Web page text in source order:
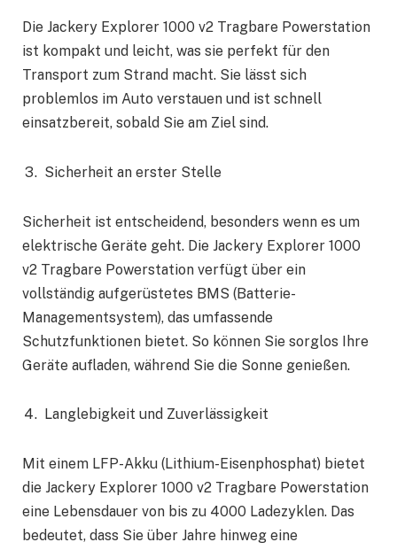
Die Jackery Explorer 1000 v2 Tragbare Powerstation
ist kompakt und leicht, was sie perfekt für den
Transport zum Strand macht. Sie lässt sich
problemlos im Auto verstauen und ist schnell
einsatzbereit, sobald Sie am Ziel sind.
Sicherheit an erster Stelle
Sicherheit ist entscheidend, besonders wenn es um
elektrische Geräte geht. Die Jackery Explorer 1000
v2 Tragbare Powerstation verfügt über ein
vollständig aufgerüstetes BMS (Batterie-
Managementsystem), das umfassende
Schutzfunktionen bietet. So können Sie sorglos Ihre
Geräte aufladen, während Sie die Sonne genießen.
Langlebigkeit und Zuverlässigkeit
Mit einem LFP-Akku (Lithium-Eisenphosphat) bietet
die Jackery Explorer 1000 v2 Tragbare Powerstation
eine Lebensdauer von bis zu 4000 Ladezyklen. Das
bedeutet, dass Sie über Jahre hinweg eine